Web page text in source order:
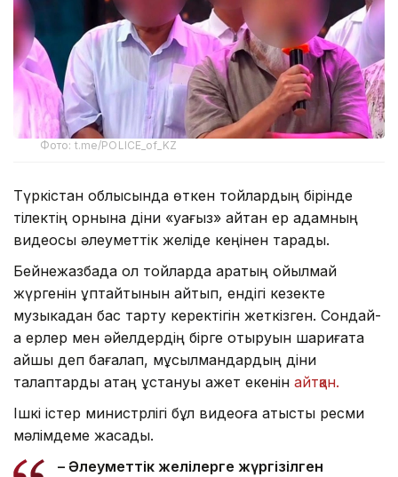
Фото: t.me/POLICE_of_KZ
Түркістан облысында өткен тойлардың бірінде
тілектің орнына діни «уағыз» айтқан ер адамның
видеосы әлеуметтік желіде кеңінен тарады.
Бейнежазбада ол тойларда арақтың қойылмай
жүргенін құптайтынын айтып, ендігі кезекте
музыкадан бас тарту керектігін жеткізген. Сондай-
ақ ерлер мен әйелдердің бірге отыруын шариғатқа
қайшы деп бағалап, мұсылмандардың діни
талаптарды қатаң ұстануы қажет екенін айтқан.
Ішкі істер министрлігі бұл видеоға қатысты ресми
мәлімдеме жасады.
– Әлеуметтік желілерге жүргізілген